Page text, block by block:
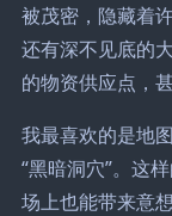
被茂密，隐藏着
还有深不见底的
的物资供应点，
我最喜欢的是地
“黑暗洞穴”。这
场上也能带来意